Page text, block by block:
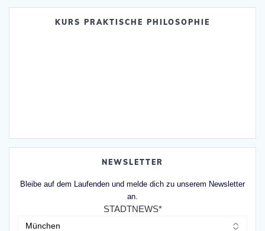
KURS PRAKTISCHE PHILOSOPHIE
NEWSLETTER
Bleibe auf dem Laufenden und melde dich zu unserem Newsletter
an.
STADTNEWS*